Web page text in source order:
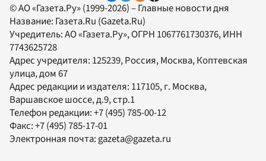
© АО «Газета.Ру» (1999-2026) – Главные новости дня
Название: Газета.Ru (Gazeta.Ru)
Учредитель:АО «Газета.Ру», ОГРН 1067761730376, ИНН
7743625728
Адрес учредителя: 125239, Россия, Москва, Коптевская
улица, дом 67
Адрес редакции и издателя: 117105, г. Москва,
Варшавское шоссе, д.9, стр.1
Телефон редакции:+7 (495) 785-00-12
Факс:+7 (495) 785-17-01
Электронная почта: gazeta@gazeta.ru